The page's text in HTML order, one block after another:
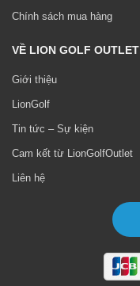
Chính sách mua hàng
VỀ LION GOLF OUTLET
Giới thiệu
LionGolf
Tin tức – Sự kiện
Cam kết từ LionGolfOutlet
Liên hệ